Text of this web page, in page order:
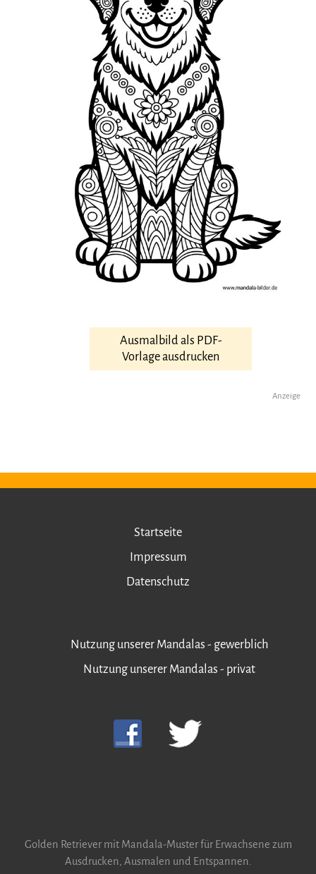
Ausmalbild als PDF-
Vorlage ausdrucken
Anzeige
Startseite
Impressum
Datenschutz
Nutzung unserer Mandalas - gewerblich
Nutzung unserer Mandalas - privat
Golden Retriever mit Mandala-Muster für Erwachsene zum
Ausdrucken, Ausmalen und Entspannen.